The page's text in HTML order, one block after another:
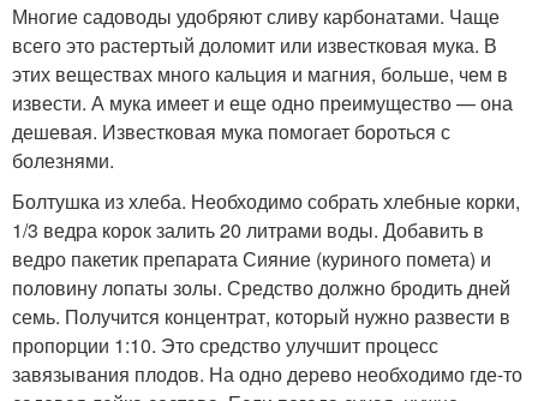
Многие садоводы удобряют сливу карбонатами. Чаще
всего это растертый доломит или известковая мука. В
этих веществах много кальция и магния, больше, чем в
извести. А мука имеет и еще одно преимущество — она
дешевая. Известковая мука помогает бороться с
болезнями.
Болтушка из хлеба. Необходимо собрать хлебные корки,
1/3 ведра корок залить 20 литрами воды. Добавить в
ведро пакетик препарата Сияние (куриного помета) и
половину лопаты золы. Средство должно бродить дней
семь. Получится концентрат, который нужно развести в
пропорции 1:10. Это средство улучшит процесс
завязывания плодов. На одно дерево необходимо где-то